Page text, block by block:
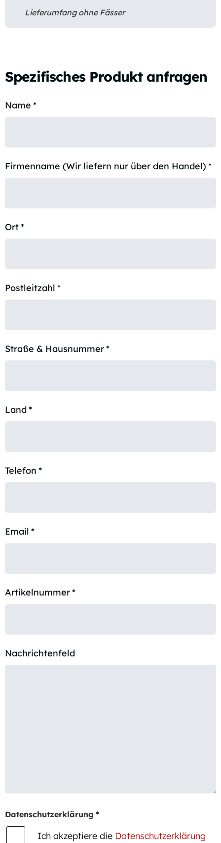
Lieferumfang ohne Fässer
Spezifisches Produkt anfragen
Name *
Firmenname (Wir liefern nur über den Handel) *
Ort*
Postleitzahl *
Straße & Hausnummer*
Land*
Telefon *
Email *
Artikelnummer*
Nachrichtenfeld
Datenschutzerklärung *
Ich akzeptiere die Datenschutzerklärung